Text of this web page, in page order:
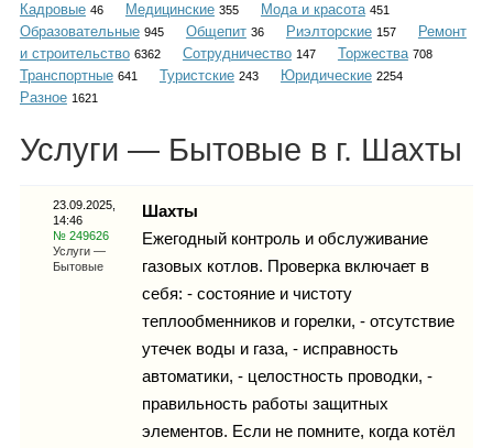
Объявления
Каталог
Инфо
Гороскоп
Кадровые 46 Медицинские 355 Мода и красота 451
Образовательные 945 Общепит 36 Риэлторские 157
Ремонт
и строительство 6362 Сотрудничество 147 Торжества 708
Транспортные 641 Туристские 243 Юридические 2254
Разное 1621
Услуги — Бытовые в г. Шахты
23.09.2025,
14:46
№ 249626
Услуги —
Бытовые
Шахты
Ежегодный контроль и обслуживание
газовых котлов. Проверка включает в
себя: - состояние и чистоту
теплообменников и горелки, - отсутствие
утечек воды и газа, - исправность
автоматики, - целостность проводки, -
правильность работы защитных
элементов. Если не помните, когда котёл